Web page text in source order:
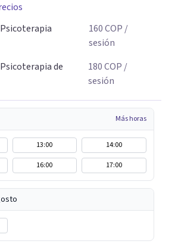
160COP /
sesión
de
180COP /
sesión
Más horas
13:00
14:00
16:00 17:00